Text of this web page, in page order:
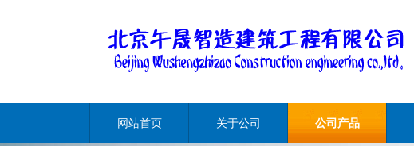
网站首页 关于公司 公司产品